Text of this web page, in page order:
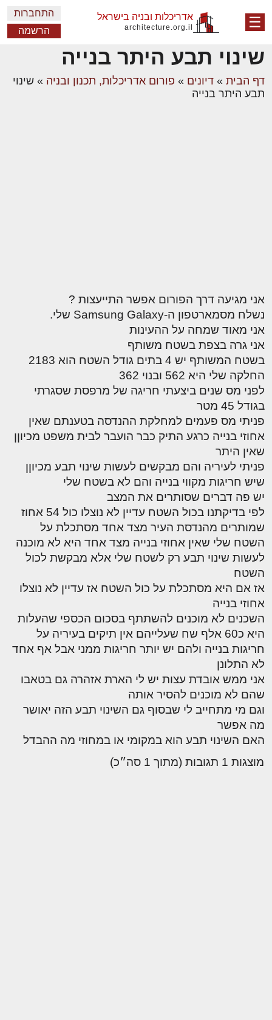
☰ אדריכלות ובניה בישראל
architecture.org.il
התחברות
הרשמה
שינוי תבע היתר בנייה
דף הבית » דיונים » פורום אדריכלות, תכנון ובניה » שינוי
תבע היתר בנייה
אני מגיעה דרך הפורום אפשר התייעצות ?
נשלח מסמארטפון ה-Samsung Galaxy שלי.
אני מאוד שמחה על ההעינות
אני גרה בצפת בשטח משותף
בשטח המשותף יש 4 בתים גודל השטח הוא 2183
החלקה שלי היא 562 ובנוי 362
לפני מס שנים ביצעתי חריגה של מרפסת שסגרתי
בגודל 45 מטר
פניתי מס פעמים למחלקת ההנדסה בטענתם שאין
אחוזי בנייה כרגע התיק כבר הועבר לבית משפט מכיוןן
שאין היתר
פניתי לעיריה והם מבקשים לעשות שינוי תבע מכיוןן
שיש חריגות מקווי בנייה והם לא בשטח שלי
יש פה דברים שסותרים את המצב
לפי בדיקתנו בכול השטח עדיין לא נוצלו כול 54 אחוז
שמותרים מהנדסת העיר מצד אחד מסתכלת על
השטח שלי שאין אחוזי בנייה מצד אחד היא לא מוכנה
לעשות שינוי תבע רק לשטח שלי אלא מבקשת לכול
השטח
אז אם היא מסתכלת על כול השטח אז עדיין לא נוצלו
אחוזי בנייה
השכנים לא מוכנים להשתתף בסכום הכספי שהעלות
היא כ60 אלף שח שעלייהם אין תיקים בעיריה על
חריגות בנייה ולהם יש יותר חריגות ממני אבל אף אחד
לא התלונן
אני ממש אובדת עצות יש לי הארת אזהרה גם בטאבו
שהם לא מוכנים להסיר אותה
וגם מי מתחייב לי שבסוף גם השינוי תבע הזה יאושר
מה אפשר
האם השינוי תבע הוא במקומי או במחוזי מה ההבדל
מוצגות 1 תגובות (מתוך 1 סה״כ)